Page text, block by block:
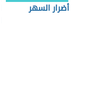
أضرار السهر